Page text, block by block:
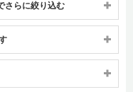
さらに絞り込む